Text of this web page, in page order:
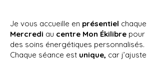
Je vous accueille en présentiel chaque
Mercredi au centre Mon Ékilibre pour
des soins énergétiques personnalisés.
Chaque séance est unique, car j’ajuste